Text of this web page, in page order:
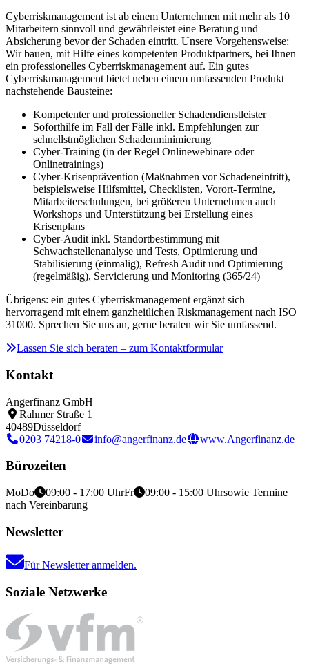
Cyberriskmanagement ist ab einem Unternehmen mit mehr als 10
Mitarbeitern sinnvoll und gewährleistet eine Beratung und
Absicherung bevor der Schaden eintritt. Unsere Vorgehensweise:
Wir bauen, mit Hilfe eines kompetenten Produktpartners, bei Ihnen
ein professionelles Cyberriskmanagement auf. Ein gutes
Cyberriskmanagement bietet neben einem umfassenden Produkt
nachstehende Bausteine:
Kompetenter und professioneller Schadendienstleister
Soforthilfe im Fall der Fälle inkl. Empfehlungen zur
schnellstmöglichen Schadenminimierung
Cyber-Training (in der Regel Onlinewebinare oder
Onlinetrainings)
Cyber-Krisenprävention (Maßnahmen vor Schadeneintritt),
beispielsweise Hilfsmittel, Checklisten, Vorort-Termine,
Mitarbeiterschulungen, bei größeren Unternehmen auch
Workshops und Unterstützung bei Erstellung eines
Krisenplans
Cyber-Audit inkl. Standortbestimmung mit
Schwachstellenanalyse und Tests, Optimierung und
Stabilisierung (einmalig), Refresh Audit und Optimierung
(regelmäßig), Servicierung und Monitoring (365/24)
Übrigens: ein gutes Cyberriskmanagement ergänzt sich
hervorragend mit einem ganzheitlichen Riskmanagement nach ISO
31000. Sprechen Sie uns an, gerne beraten wir Sie umfassend.
Lassen Sie sich beraten – zum Kontaktformular
Kontakt
Angerfinanz GmbH
Rahmer Straße 1
40489Düsseldorf
0203 74218-0
info@angerfinanz.de www.Angerfinanz.de
Bürozeiten
MoDo 09:00 - 17:00 UhrFr 09:00 - 15:00 Uhrsowie Termine
nach Vereinbarung
Newsletter
Für Newsletter anmelden.
Soziale Netzwerke